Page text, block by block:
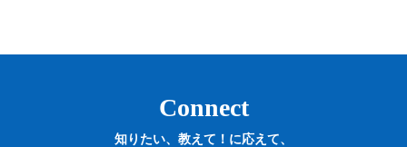
Connect
知りたい、教えて！に応えて、